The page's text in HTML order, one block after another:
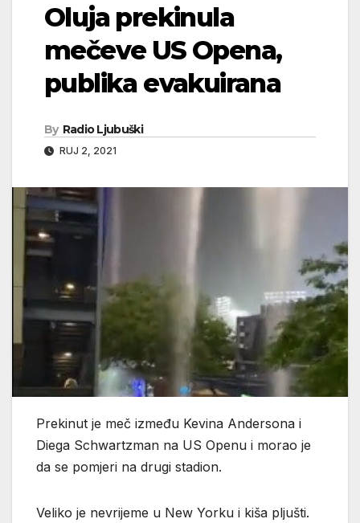
Oluja prekinula
mečeve US Opena,
publika evakuirana
By Radio Ljubuški
RUJ 2, 2021
Prekinut je meč između Kevina Andersona i
Diega Schwartzman na US Openu i morao je
da se pomjeri na drugi stadion.
Veliko je nevrijeme u New Yorku i kiša pljušti.